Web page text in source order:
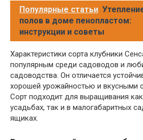
Популярные статьи
полов в доме пенопластом:
инструкции и советы
Характеристики сорта клубники
популярным среди садоводов и
садоводства. Он отличается
хорошей урожайностью и вкусными
Сорт подходит для выращивания
усадьбах, так и в малогабаритных
ящиках.